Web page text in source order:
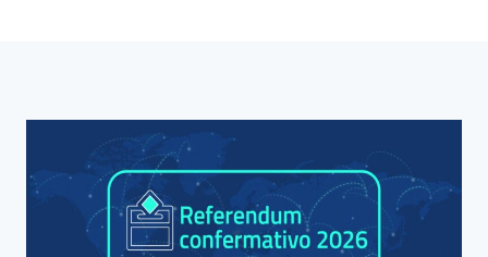
Blocco Banner